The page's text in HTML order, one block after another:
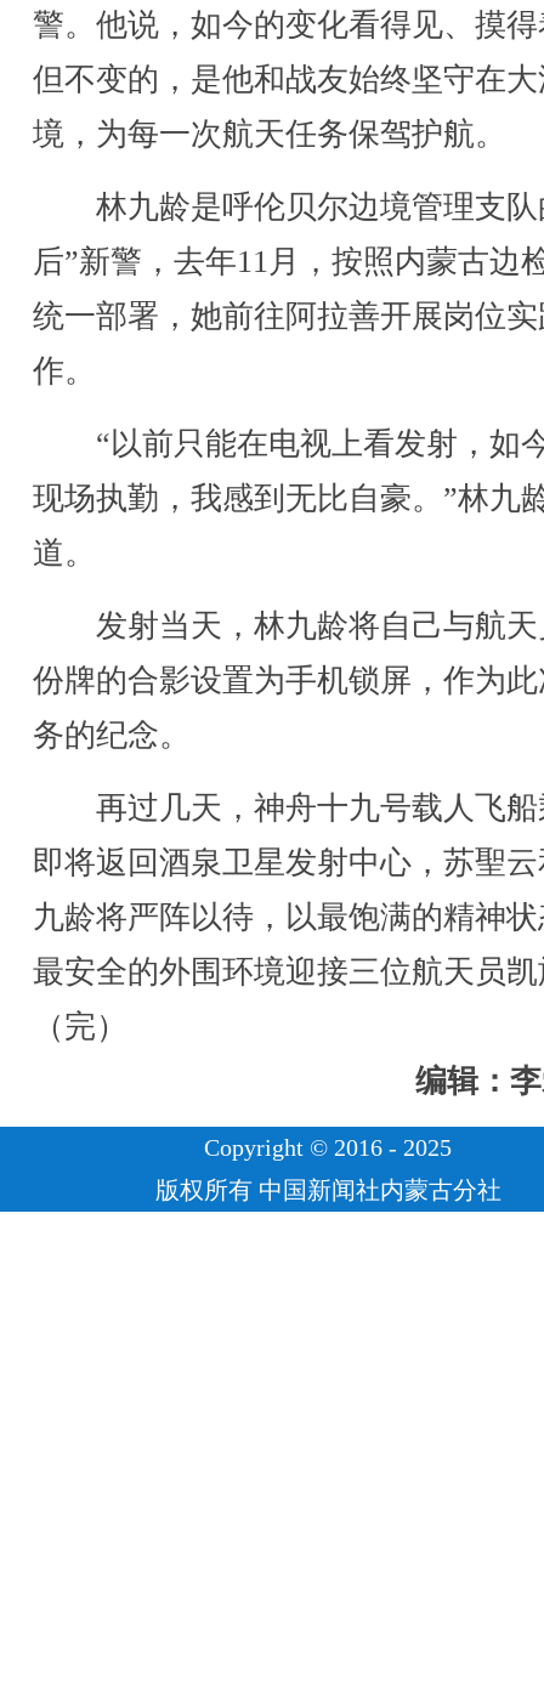
警。他说，如今的变化看得见、摸
但不变的，是他和战友始终坚守在
境，为每一次航天任务保驾护航。
林九龄是呼伦贝尔边境管理支队
后”新警，去年11月，按照内蒙古边
统一部署，她前往阿拉善开展岗位
作。
“以前只能在电视上看发射，如
现场执勤，我感到无比自豪。”林九
道。
发射当天，林九龄将自己与航天
份牌的合影设置为手机锁屏，作为
务的纪念。
再过几天，神舟十九号载人飞船
即将返回酒泉卫星发射中心，苏聖
九龄将严阵以待，以最饱满的精神
最安全的外围环境迎接三位航天员
（完）
编辑：
Copyright © 2016 - 2025
版权所有 中国新闻社内蒙古分社